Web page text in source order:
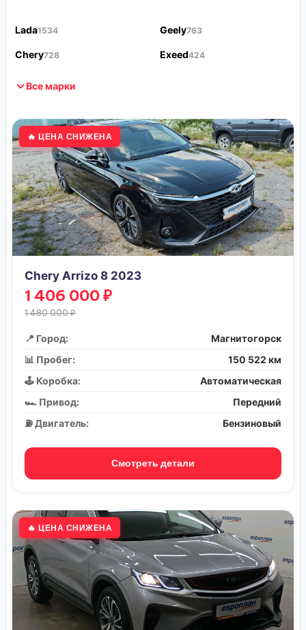
Lada1534 Geely763
Chery728 Exeed424
Все марки
🔥 ЦЕНА СНИЖЕНА
Chery Arrizo 8 2023
1 406 000 ₽
1 480 000 ₽
📍 Город:
Магнитогорск
📊 Пробег:
150 522 км
🕹️ Коробка:
Автоматическая
🏎️ Привод:
Передний
⛽ Двигатель:
Бензиновый
Смотреть детали
🔥 ЦЕНА СНИЖЕНА